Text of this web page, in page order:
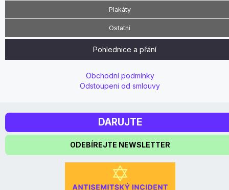
Plakáty
Ostatní
Pohlednice a přání
Obchodní podmínky
Odstoupeni od smlouvy
DARUJTE
ODEBÍREJTE NEWSLETTER